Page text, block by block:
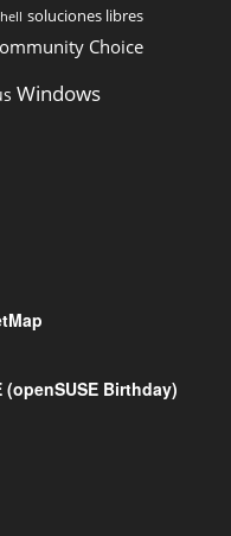
soluciones libres
Choice
Windows
Birthday)